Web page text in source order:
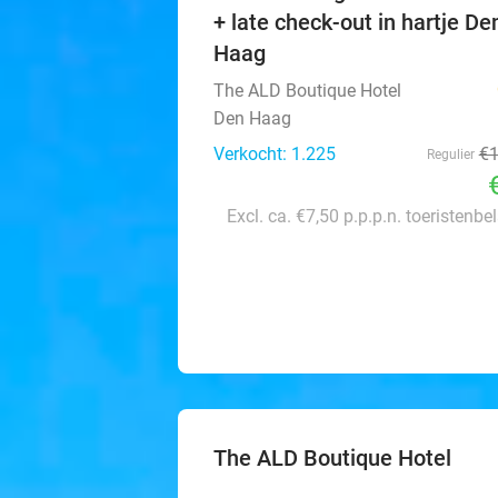
+ late check-out in hartje
Haag
The ALD Boutique Hotel
Den Haag
Verkocht: 1.225
Regulier
Excl. ca. €7,50 p.p.p.n.
The ALD Boutique Hotel